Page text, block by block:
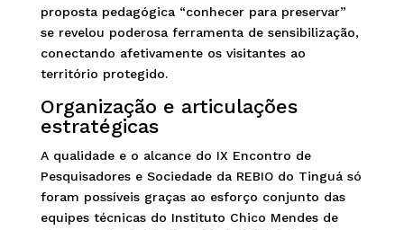
proposta pedagógica “conhecer para preservar”
se revelou poderosa ferramenta de sensibilização,
conectando afetivamente os visitantes ao
território protegido.
Organização e articulações
estratégicas
A qualidade e o alcance do IX Encontro de
Pesquisadores e Sociedade da REBIO do Tinguá só
foram possíveis graças ao esforço conjunto das
equipes técnicas do Instituto Chico Mendes de